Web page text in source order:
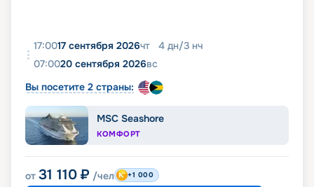
17:0017 сентября 2026чт 4 дн/3 нч
07:0020 сентября 2026вс
Вы посетите 2 страны:
MSC Seashore
КОМФОРТ
от 31 110 ₽ /чел +1 000